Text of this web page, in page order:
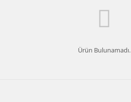
Ürün Bulunamadı.